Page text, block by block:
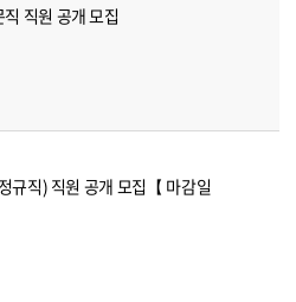
직원 공개 모집
규직) 직원 공개 모집【 마감일